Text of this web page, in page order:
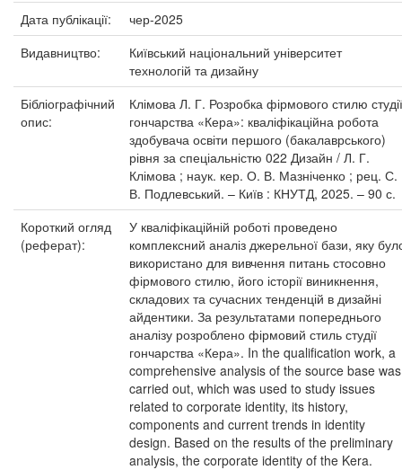
Дата публікації:
чер-2025
Видавництво:
Київський національний університет
технологій та дизайну
Бібліографічний
опис:
Клімова Л. Г. Розробка фірмового стилю студії
гончарства «Кера»: кваліфікаційна робота
здобувача освіти першого (бакалаврського)
рівня за спеціальністю 022 Дизайн / Л. Г.
Клімова ; наук. кер. О. В. Мазніченко ; рец. С.
В. Подлевський. – Київ : КНУТД, 2025. – 90 с.
Короткий огляд
(реферат):
У кваліфікаційній роботі проведено
комплексний аналіз джерельної бази, яку
використано для вивчення питань стосовно
фірмового стилю, його історії виникнення,
складових та сучасних тенденцій в дизайні
айдентики. За результатами попереднього
аналізу розроблено фірмовий стиль студії
гончарства «Кера». In the qualification work, a
comprehensive analysis of the source base was
carried out, which was used to study issues
related to corporate identity, its history,
components and current trends in identity
design. Based on the results of the preliminary
analysis, the corporate identity of the Kera.